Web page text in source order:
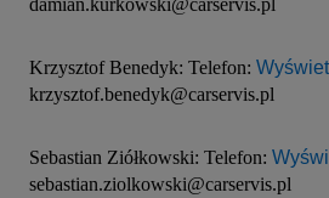
damian.kurkowski@carservis.pl
Krzysztof Benedyk: Telefon:
krzysztof.benedyk@carservis.pl
Sebastian Ziółkowski: Telefon:
sebastian.ziolkowski@carservis.pl